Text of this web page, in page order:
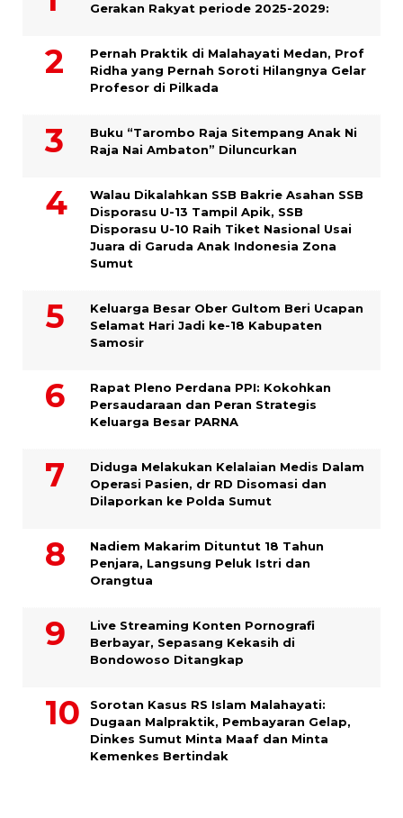
Gerakan Rakyat periode 2025-2029:
Pernah Praktik di Malahayati Medan, Prof
Ridha yang Pernah Soroti Hilangnya Gelar
Profesor di Pilkada
Buku “Tarombo Raja Sitempang Anak Ni
Raja Nai Ambaton” Diluncurkan
Walau Dikalahkan SSB Bakrie Asahan SSB
Disporasu U-13 Tampil Apik, SSB
Disporasu U-10 Raih Tiket Nasional Usai
Juara di Garuda Anak Indonesia Zona
Sumut
Keluarga Besar Ober Gultom Beri Ucapan
Selamat Hari Jadi ke-18 Kabupaten
Samosir
Rapat Pleno Perdana PPI: Kokohkan
Persaudaraan dan Peran Strategis
Keluarga Besar PARNA
Diduga Melakukan Kelalaian Medis Dalam
Operasi Pasien, dr RD Disomasi dan
Dilaporkan ke Polda Sumut
​Nadiem Makarim Dituntut 18 Tahun
Penjara, Langsung Peluk Istri dan
Orangtua
Live Streaming Konten Pornografi
Berbayar, Sepasang Kekasih di
Bondowoso Ditangkap
Sorotan Kasus RS Islam Malahayati:
Dugaan Malpraktik, Pembayaran Gelap,
Dinkes Sumut Minta Maaf dan Minta
Kemenkes Bertindak